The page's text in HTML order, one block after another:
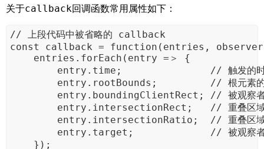
关于callback回调函数常用属性如下：
// 上段代码中被省略的 callback
const callback = function(entries,
    entries.forEach(entry =＞ {
entry.time;               // 触发的
entry.rootBounds;         // 根元素的
entry.boundingClientRect; // 被观察者
entry.intersectionRect;   // 重叠区域
entry.intersectionRatio;  // 重叠区域占
entry.target;             // 被观察
    });